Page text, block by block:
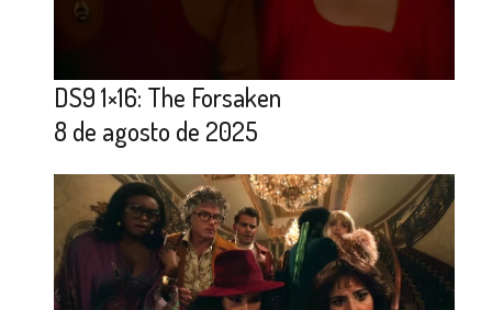
DS9 1×16: The Forsaken
8 de agosto de 2025